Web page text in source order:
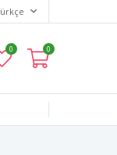
0 0